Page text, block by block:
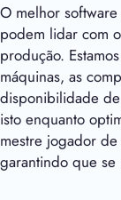
O melhor
podem lidar com
produção.
máquinas, as
disponibilidade
isto enquanto
mestre jogador
garantindo que se